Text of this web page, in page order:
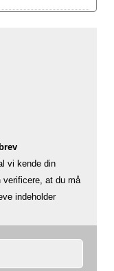
vi kende din
verificere, at du må
indeholder